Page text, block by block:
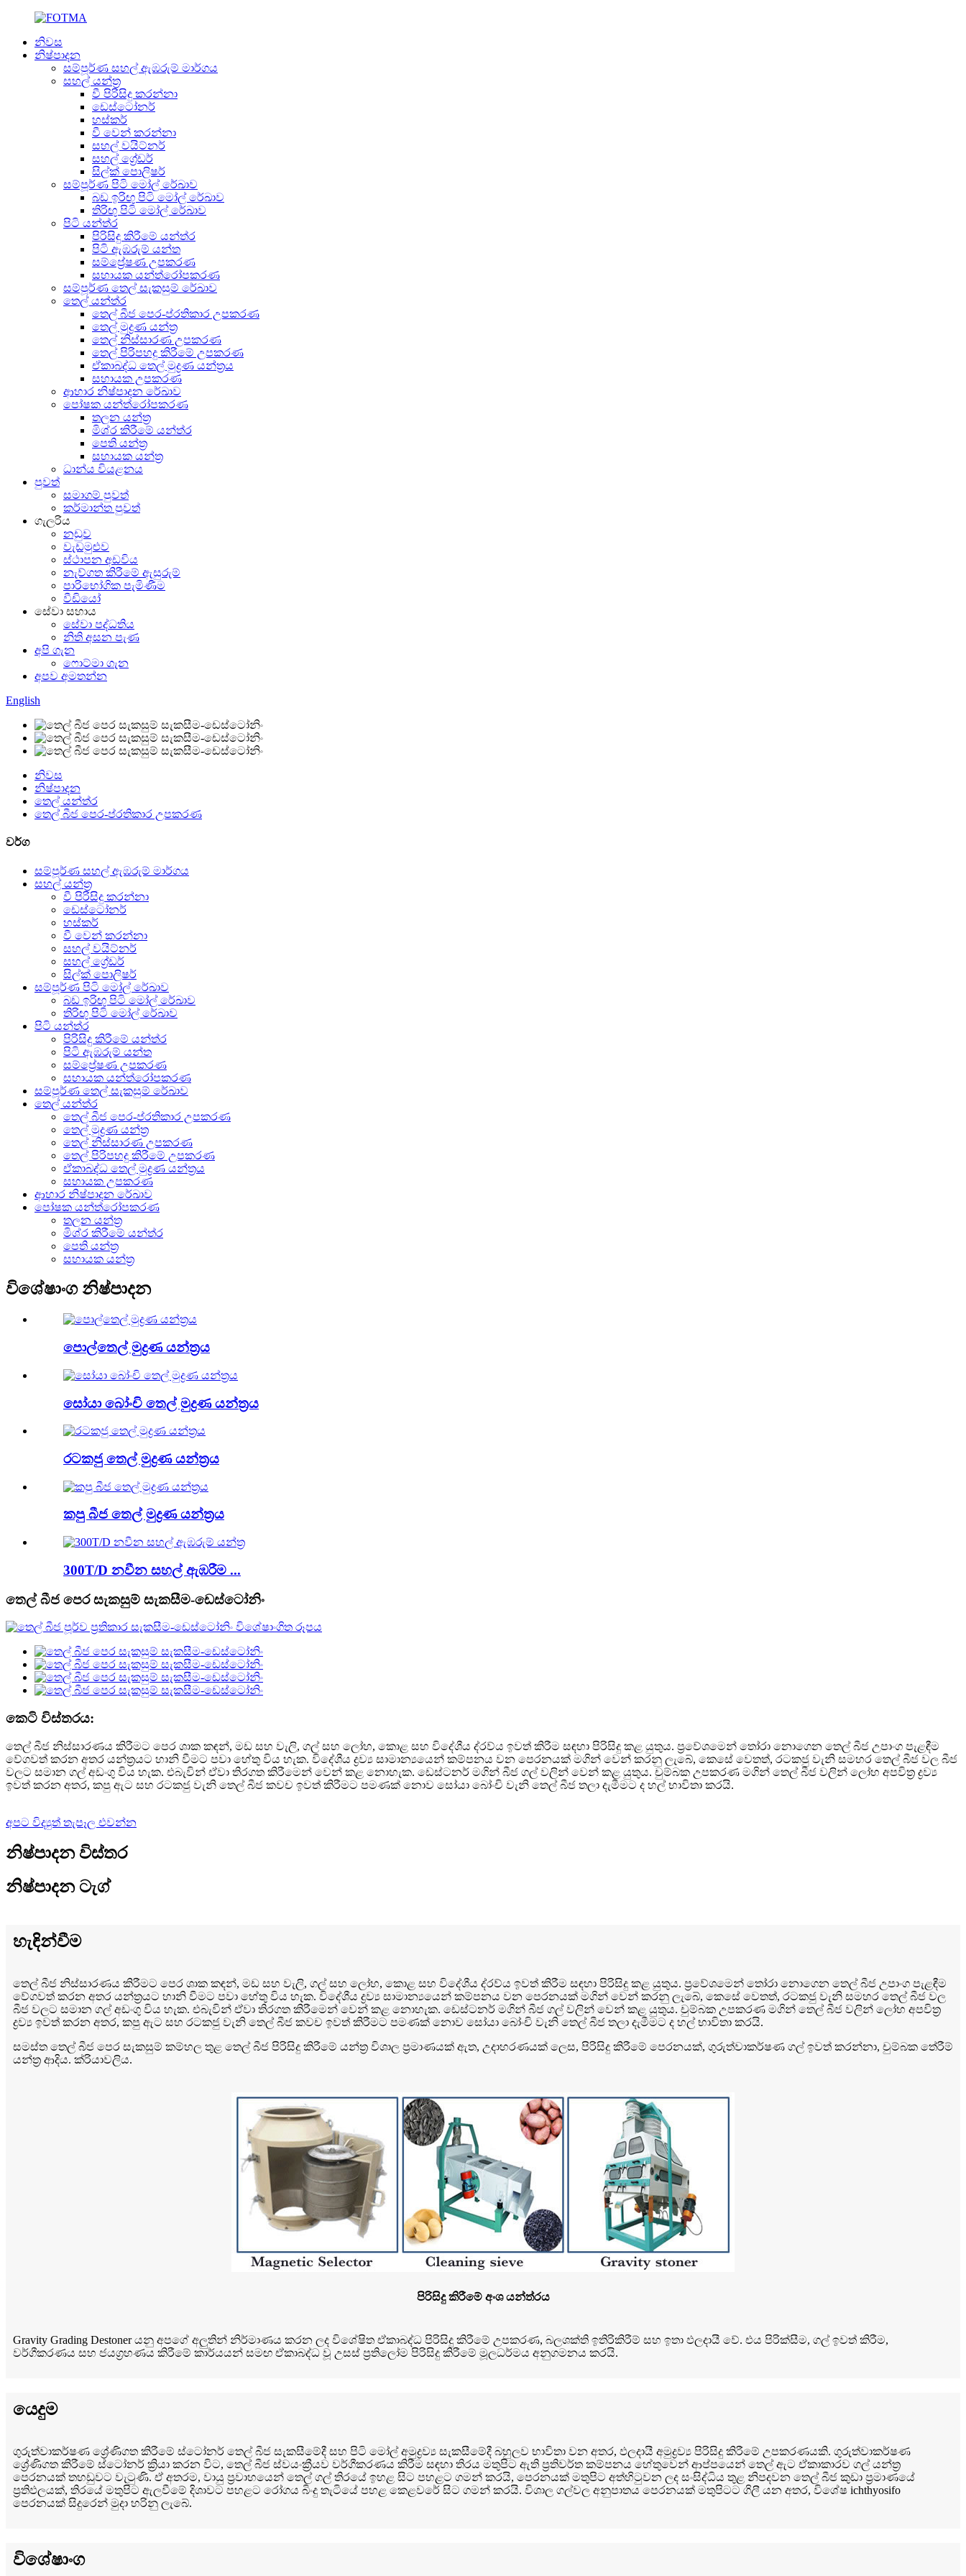
නිවස
නිෂ්පාදන
සම්පූර්ණ සහල් ඇඹරුම් මාර්ගය
සහල් යන්ත්‍ර
වී පිරිසිදු කරන්නා
ඩෙස්ටෝනර්
හස්කර්
වී වෙන් කරන්නා
සහල් වයිට්නර්
සහල් ග්‍රේඩර්
සිල්ක් පොලිෂර්
සම්පූර්ණ පිටි මෝල් රේඛාව
බඩ ඉරිඟු පිටි මෝල් රේඛාව
තිරිඟු පිටි මෝල් රේඛාව
පිටි යන්ත්ර
පිරිසිදු කිරීමේ යන්ත්ර
පිටි ඇඹරුම් යන්ත
සම්ප්‍රේෂණ උපකරණ
සහායක යන්ත්රෝපකරණ
සම්පූර්ණ තෙල් සැකසුම් රේඛාව
තෙල් යන්ත්ර
තෙල් බීජ පෙර-ප්රතිකාර උපකරණ
තෙල් මුද්‍රණ යන්ත්‍ර
තෙල් නිස්සාරණ උපකරණ
තෙල් පිරිපහදු කිරීමේ උපකරණ
ඒකාබද්ධ තෙල් මුද්‍රණ යන්ත්‍රය
සහායක උපකරණ
ආහාර නිෂ්පාදන රේඛාව
පෝෂක යන්ත්රෝපකරණ
තලන යන්ත්‍ර
මිශ්ර කිරීමේ යන්ත්ර
පෙති යන්ත්‍ර
සහායක යන්ත්‍ර
ධාන්ය වියළනය
පුවත්
සමාගම් පුවත්
කර්මාන්ත පුවත්
ගැලරිය
නඩුව
වැඩමුළුව
ස්ථාපන අඩවිය
නැව්ගත කිරීමේ ඇසුරුම්
පාරිභෝගික පැමිණීම
වීඩියෝ
සේවා සහාය
සේවා පද්ධතිය
නිති අසන පැණ
අපි ගැන
ෆොට්මා ගැන
අපව අමතන්න
English
නිවස
නිෂ්පාදන
තෙල් යන්ත්ර
තෙල් බීජ පෙර-ප්රතිකාර උපකරණ
වර්ග
සම්පූර්ණ සහල් ඇඹරුම් මාර්ගය
සහල් යන්ත්‍ර
වී පිරිසිදු කරන්නා
ඩෙස්ටෝනර්
හස්කර්
වී වෙන් කරන්නා
සහල් වයිට්නර්
සහල් ග්‍රේඩර්
සිල්ක් පොලිෂර්
සම්පූර්ණ පිටි මෝල් රේඛාව
බඩ ඉරිඟු පිටි මෝල් රේඛාව
තිරිඟු පිටි මෝල් රේඛාව
පිටි යන්ත්ර
පිරිසිදු කිරීමේ යන්ත්ර
පිටි ඇඹරුම් යන්ත
සම්ප්‍රේෂණ උපකරණ
සහායක යන්ත්රෝපකරණ
සම්පූර්ණ තෙල් සැකසුම් රේඛාව
තෙල් යන්ත්ර
තෙල් බීජ පෙර-ප්රතිකාර උපකරණ
තෙල් මුද්‍රණ යන්ත්‍ර
තෙල් නිස්සාරණ උපකරණ
තෙල් පිරිපහදු කිරීමේ උපකරණ
ඒකාබද්ධ තෙල් මුද්‍රණ යන්ත්‍රය
සහායක උපකරණ
ආහාර නිෂ්පාදන රේඛාව
පෝෂක යන්ත්රෝපකරණ
තලන යන්ත්‍ර
මිශ්ර කිරීමේ යන්ත්ර
පෙති යන්ත්‍ර
සහායක යන්ත්‍ර
විශේෂාංග නිෂ්පාදන
පොල්තෙල් මුද්‍රණ යන්ත්‍රය
සෝයා බෝංචි තෙල් මුද්‍රණ යන්ත්‍රය
රටකජු තෙල් මුද්‍රණ යන්ත්‍රය
කපු බීජ තෙල් මුද්‍රණ යන්ත්‍රය
300T/D නවීන සහල් ඇඹරීම ...
තෙල් බීජ පෙර සැකසුම් සැකසීම-ඩෙස්ටෝනිං
කෙටි විස්තරය:
තෙල් බීජ නිස්සාරණය කිරීමට පෙර ශාක කඳන්, මඩ සහ වැලි, ගල් සහ ලෝහ, කොළ සහ විදේශීය ද්රව්ය ඉවත් කිරීම සඳහා පිරිසිදු කළ යුතුය. ප්‍රවේශමෙන් තෝරා නොගෙන තෙල් බීජ උපාංග පැළඳීම
වේගවත් කරන අතර යන්ත්‍රයට හානි වීමට පවා හේතු විය හැක. විදේශීය ද්‍රව්‍ය සාමාන්‍යයෙන් කම්පනය වන පෙරනයක් මගින් වෙන් කරනු ලැබේ, කෙසේ වෙතත්, රටකජු වැනි සමහර තෙල් බීජ වල බීජ
වලට සමාන ගල් අඩංගු විය හැක. එබැවින් ඒවා තිරගත කිරීමෙන් වෙන් කළ නොහැක. ඩෙස්ටනර් මගින් බීජ ගල් වලින් වෙන් කළ යුතුය. චුම්බක උපකරණ මගින් තෙල් බීජ වලින් ලෝහ අපවිත්‍ර ද්‍රව්‍ය
ඉවත් කරන අතර, කපු ඇට සහ රටකජු වැනි තෙල් බීජ කවච ඉවත් කිරීමට පමණක් නොව සෝයා බෝංචි වැනි තෙල් බීජ තලා දැමීමට ද හල් භාවිතා කරයි.
අපට විද්‍යුත් තැපෑල එවන්න
නිෂ්පාදන විස්තර
නිෂ්පාදන ටැග්
හැඳින්වීම
තෙල් බීජ නිස්සාරණය කිරීමට පෙර ශාක කඳන්, මඩ සහ වැලි, ගල් සහ ලෝහ, කොළ සහ විදේශීය ද්රව්ය ඉවත් කිරීම සඳහා පිරිසිදු කළ යුතුය. ප්‍රවේශමෙන් තෝරා නොගෙන තෙල් බීජ උපාංග පැළඳීම
වේගවත් කරන අතර යන්ත්‍රයට හානි වීමට පවා හේතු විය හැක. විදේශීය ද්‍රව්‍ය සාමාන්‍යයෙන් කම්පනය වන පෙරනයක් මගින් වෙන් කරනු ලැබේ, කෙසේ වෙතත්, රටකජු වැනි සමහර තෙල් බීජ වල
බීජ වලට සමාන ගල් අඩංගු විය හැක. එබැවින් ඒවා තිරගත කිරීමෙන් වෙන් කළ නොහැක. ඩෙස්ටනර් මගින් බීජ ගල් වලින් වෙන් කළ යුතුය. චුම්බක උපකරණ මගින් තෙල් බීජ වලින් ලෝහ අපවිත්‍ර
ද්‍රව්‍ය ඉවත් කරන අතර, කපු ඇට සහ රටකජු වැනි තෙල් බීජ කවච ඉවත් කිරීමට පමණක් නොව සෝයා බෝංචි වැනි තෙල් බීජ තලා දැමීමට ද හල් භාවිතා කරයි.
සමස්ත තෙල් බීජ පෙර සැකසුම් කම්හල තුළ තෙල් බීජ පිරිසිදු කිරීමේ යන්ත්‍ර විශාල ප්‍රමාණයක් ඇත, උදාහරණයක් ලෙස, පිරිසිදු කිරීමේ පෙරනයක්, ගුරුත්වාකර්ෂණ ගල් ඉවත් කරන්නා, චුම්බක තේරීම්
යන්ත්‍ර ආදිය. ක්රියාවලිය.
පිරිසිදු කිරීමේ අංශ යන්ත්රය
Gravity Grading Destoner යනු අපගේ අලුතින් නිර්මාණය කරන ලද විශේෂිත ඒකාබද්ධ පිරිසිදු කිරීමේ උපකරණ, බලශක්ති ඉතිරිකිරීම් සහ ඉතා ඵලදායී වේ. එය පිරික්සීම, ගල් ඉවත් කිරීම,
වර්ගීකරණය සහ ජයග්‍රහණය කිරීමේ කාර්යයන් සමඟ ඒකාබද්ධ වූ උසස් ප්‍රතිලෝම පිරිසිදු කිරීමේ මූලධර්මය අනුගමනය කරයි.
යෙදුම
ගුරුත්වාකර්ෂණ ශ්‍රේණිගත කිරීමේ ස්ටෝනර් තෙල් බීජ සැකසීමේදී සහ පිටි මෝල් අමුද්‍රව්‍ය සැකසීමේදී බහුලව භාවිතා වන අතර, ඵලදායී අමුද්‍රව්‍ය පිරිසිදු කිරීමේ උපකරණයකි. ගුරුත්වාකර්ෂණ
ශ්‍රේණිගත කිරීමේ ස්ටෝනර් ක්‍රියා කරන විට, තෙල් බීජ ස්වයංක්‍රීයව වර්ගීකරණය කිරීම සඳහා තිරය මතුපිට ඇති ප්‍රතිවර්ත කම්පනය හේතුවෙන් ආප්පයෙන් තෙල් ඇට ඒකාකාරව ගල් යන්ත්‍ර
පෙරනයක් තහඩුවට වැටුණි. ඒ අතරම, වායු ප්‍රවාහයෙන් තෙල් ගල් තිරයේ ඉහළ සිට පහළට ගමන් කරයි, පෙරනයක් මතුපිට අත්හිටුවන ලද සංසිද්ධිය තුළ නිපදවන තෙල් බීජ කුඩා ප්‍රමාණයේ
ප්‍රතිඵලයක්, තිරයේ මතුපිට ඇලවීමේ දිශාවට පහළට රෝගය බිංදු තැටියේ පහළ කෙළවරේ සිට ගමන් කරයි. විශාල ගල්වල අනුපාතය පෙරනයක් මතුපිටට ගිලී යන අතර, විශේෂ ichthyosifo
පෙරනයක් සිදුරෙන් මුදා හරිනු ලැබේ.
විශේෂාංග